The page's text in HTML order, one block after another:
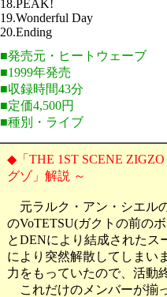
18.PEAK!
19.Wonderful Day
20.Ending
■発売元・ヒートウェーブ
■1999年発売
■収録時間43分
■定価4,500円
■種別・ライブ
◆「THE 1ST SCENE
グゾ」解説 ～
元ラルク・アン・シエル
のVoTETSU(ガクトの前の
とDENにより結成された
により突然解散してしまい
力をもっていたので、活動
これだけのメンバーが揃